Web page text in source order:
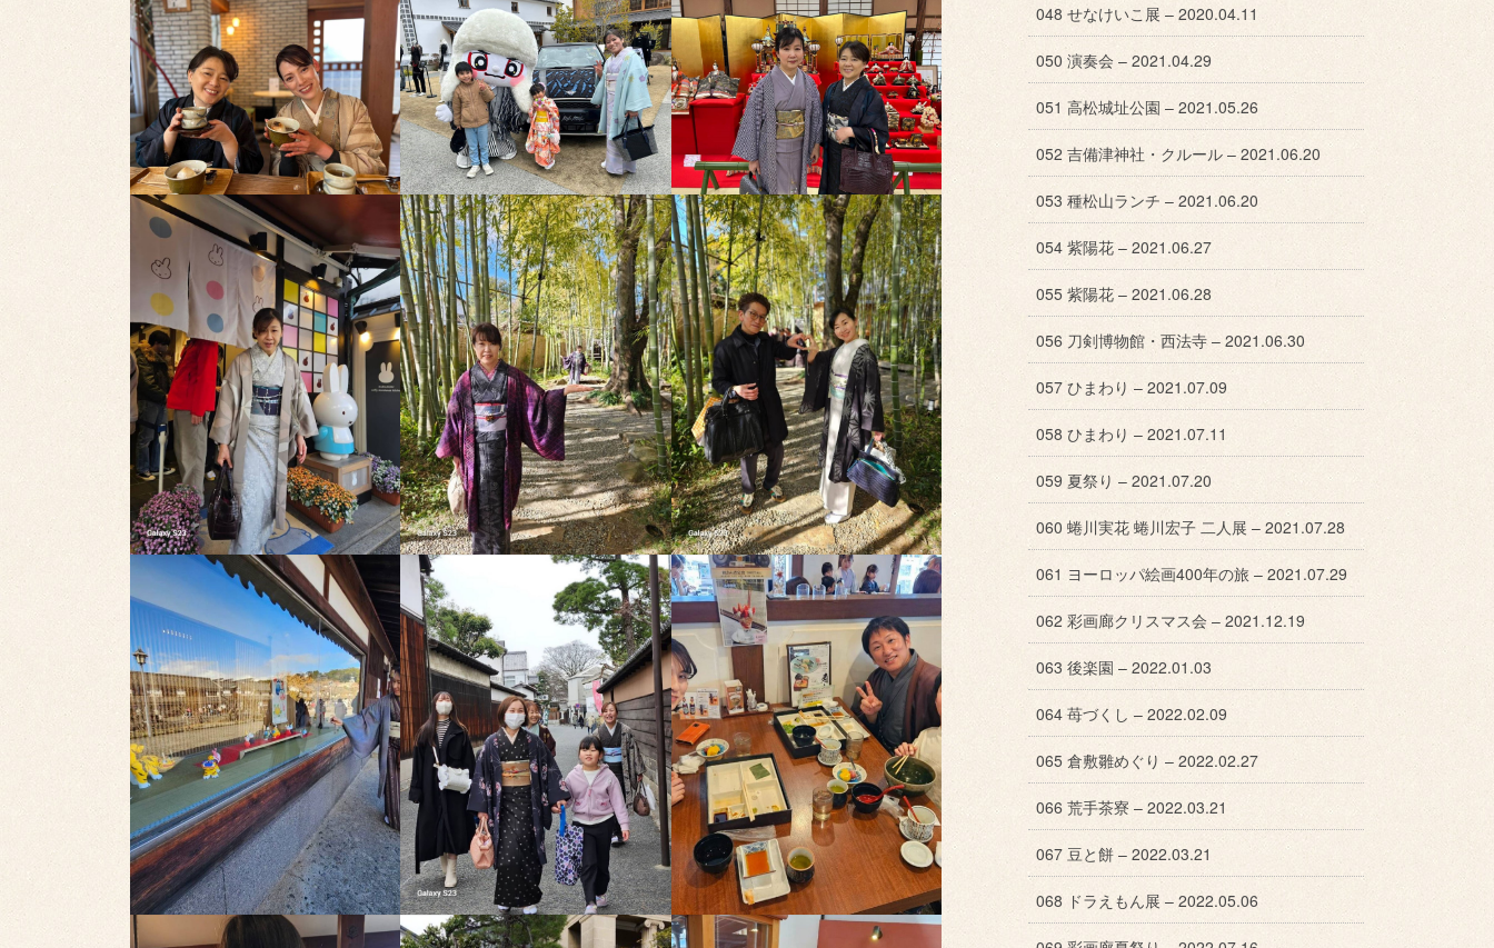
048 せなけいこ展 – 2020.04.11
050 演奏会 – 2021.04.29
051 高松城址公園 – 2021.05.26
052 吉備津神社・クルール – 2021.06.20
053 種松山ランチ – 2021.06.20
054 紫陽花 – 2021.06.27
055 紫陽花 – 2021.06.28
056 刀剣博物館・西法寺 – 2021.06.30
057 ひまわり – 2021.07.09
058 ひまわり – 2021.07.11
059 夏祭り – 2021.07.20
060 蜷川実花 蜷川宏子 二人展 – 2021.07.28
061 ヨーロッパ絵画400年の旅 – 2021.07.29
062 彩画廊クリスマス会 – 2021.12.19
063 後楽園 – 2022.01.03
064 苺づくし – 2022.02.09
065 倉敷雛めぐり – 2022.02.27
066 荒手茶寮 – 2022.03.21
067 豆と餅 – 2022.03.21
068 ドラえもん展 – 2022.05.06